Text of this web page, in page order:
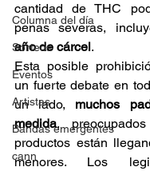
Columna del día
Sorteos
Eventos
Artistas
Bandas emergentes
cann
cantidad de THC
penas severas,
año de cárcel.
Esta posible
un fuerte debate en
un lado, muchos
medida,
productos están
menores. Los